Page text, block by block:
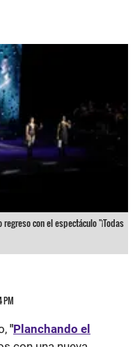
con el espectáculo "¡Todas
PM
"Planchando el